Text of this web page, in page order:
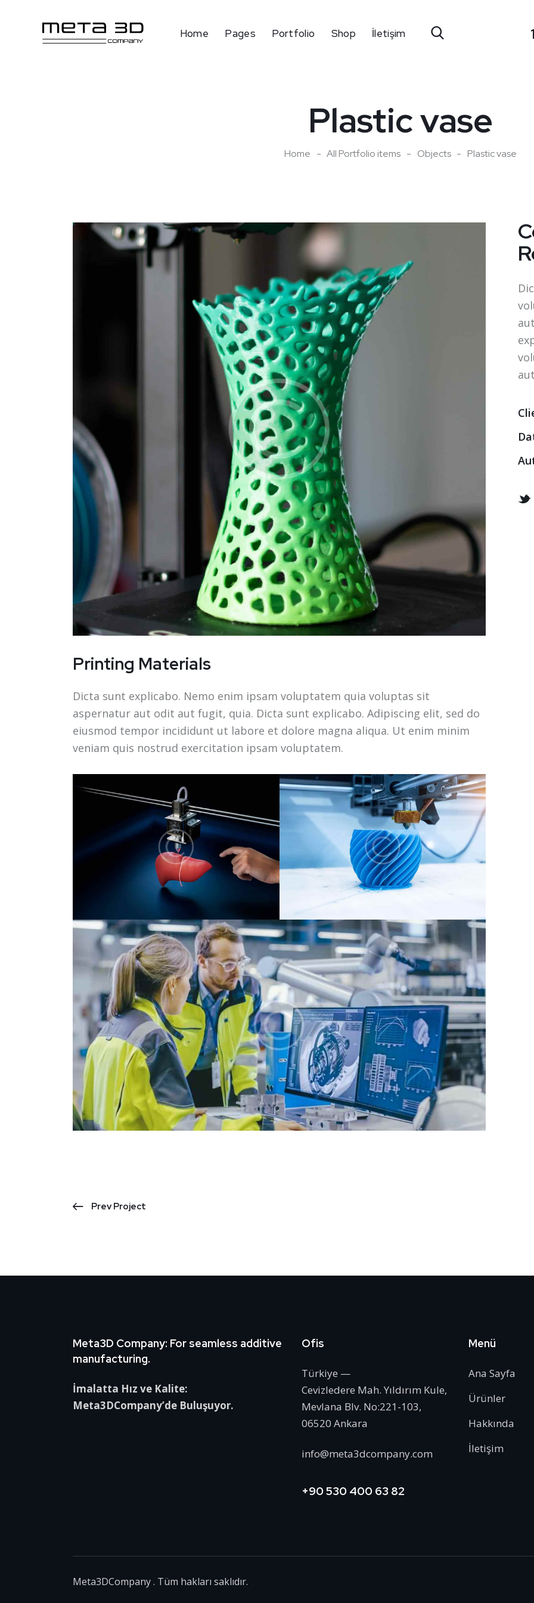
Home Pages Portfolio Shop İletişim
Plastic vase
Home All Portfolio items Objects Plastic vase
Printing Materials
Dicta sunt explicabo. Nemo enim ipsam voluptatem quia voluptas sit
aspernatur aut odit aut fugit, quia. Dicta sunt explicabo. Adipiscing elit, sed do
eiusmod tempor incididunt ut labore et dolore magna aliqua. Ut enim minim
veniam quis nostrud exercitation ipsam voluptatem.
Prev Project
Meta3D Company: For seamless additive
manufacturing.
İmalatta Hız ve Kalite:
Meta3DCompany’de Buluşuyor.
Ofis
Türkiye —
Cevizledere Mah. Yıldırım Kule,
Mevlana Blv. No:221-103,
06520 Ankara
info@meta3dcompany.com
+90 530 400 63 82
Menü
Ana Sayfa
Ürünler
Hakkında
İletişim
Meta3DCompany. Tüm hakları saklıdır.